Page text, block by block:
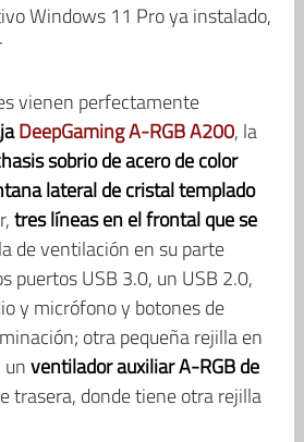
Windows 11 Pro ya instalado,
vienen perfectamente
DeepGaming A-RGB A200, la
sobrio de acero de color
lateral de cristal templado
tres líneas en el frontal que se
de ventilación en su parte
puertos USB 3.0, un USB 2.0,
y micrófono y botones de
otra pequeña rejilla en
ventilador auxiliar A-RGB de
trasera, donde tiene otra rejilla